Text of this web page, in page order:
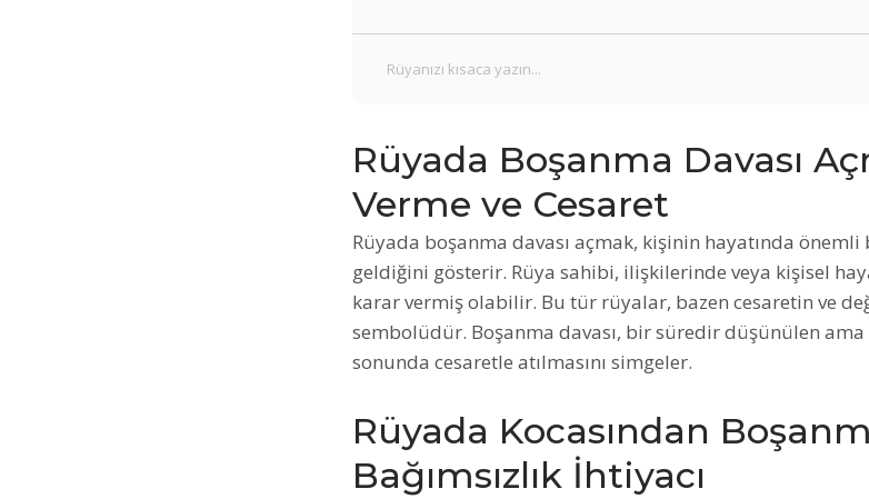
Rüyada Boşanma Davası
Verme ve Cesaret
Rüyada boşanma davası açmak, kişinin hayatında önemli
geldiğini gösterir. Rüya sahibi, ilişkilerinde veya kişisel
karar vermiş olabilir. Bu tür rüyalar, bazen cesaretin ve
sembolüdür. Boşanma davası, bir süredir düşünülen
sonunda cesaretle atılmasını simgeler.
Rüyada Kocasından
Bağımsızlık İhtiyacı